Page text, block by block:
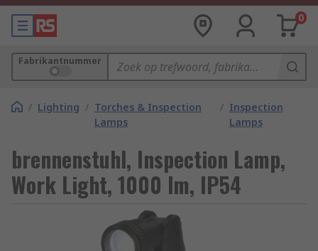
0
Fabrikantnummer
/ Lighting / Torches & Inspection
Lamps
/ Inspection
Lamps
brennenstuhl, Inspection Lamp,
Work Light, 1000 lm, IP54